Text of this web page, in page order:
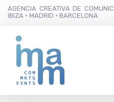
AGENCIA CREATIVA DE
IBIZA · MADRID · BARCELONA